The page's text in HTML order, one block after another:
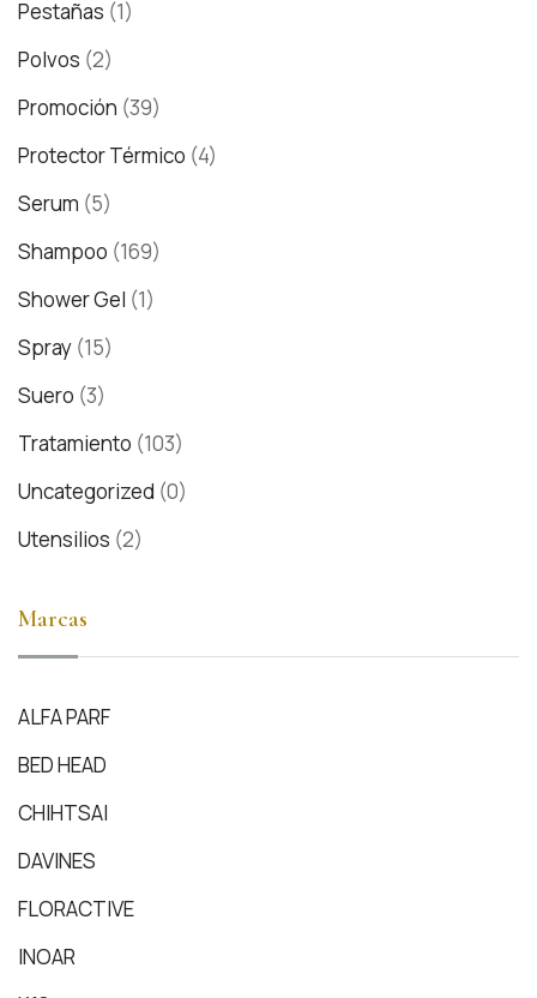
Pestañas (1)
Polvos (2)
Promoción (39)
Protector Térmico (4)
Serum (5)
Shampoo (169)
Shower Gel (1)
Spray (15)
Suero (3)
Tratamiento (103)
Uncategorized (0)
Utensilios (2)
Marcas
ALFA PARF
BED HEAD
CHIHTSAI
DAVINES
FLORACTIVE
INOAR